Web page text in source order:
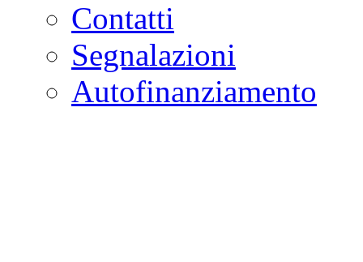
Contatti
Segnalazioni
Autofinanziamento